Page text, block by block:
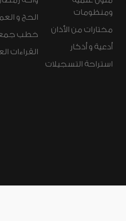
ومنظومات
مختارات من الأذان
أدعية و أذكار
استراحة التسجيلات
الحج و
خطب
القراءات